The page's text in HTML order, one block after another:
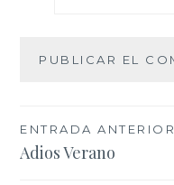
Navegación
de
ENTRADA ANTERIOR
Adios Verano